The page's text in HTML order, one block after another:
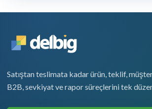
Satıştan teslimata kadar ürün, teklif,
B2B, sevkiyat ve rapor süreçlerini tek